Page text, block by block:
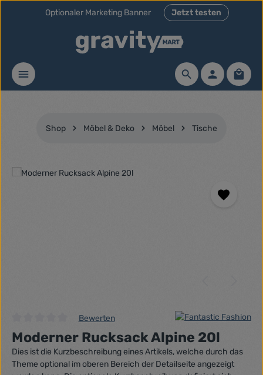
Zum Hauptinhalt springen
Optionaler Marketing Banner Jetzt testen
Shop Möbel & Deko Möbel Tische
Bildergalerie überspringen
Durchschnittliche Bewertung von 0 von 5 Sternen
Bewerten
Moderner Rucksack Alpine 20l
Dies ist die Kurzbeschreibung eines Artikels, welche durch das
Theme optional im oberen Bereich der Detailseite angezeigt